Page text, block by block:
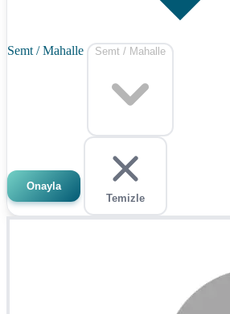
Semt / Mahalle Semt / Mahalle
Onayla
Temizle